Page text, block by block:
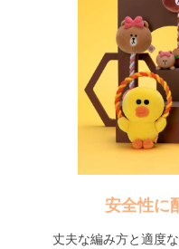
安全性に
丈夫な編み方と適度